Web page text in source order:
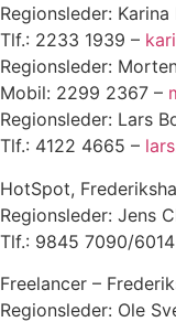
Regionsleder: Karina
Tlf.: 2233 1939 –
Regionsleder:
Mobil: 2299 2367 –
Regionsleder: Lars
Tlf.: 4122 4665 –
HotSpot,
Regionsleder: Jens
Tlf.: 9845 7090/
Freelancer –
Regionsleder: Ole